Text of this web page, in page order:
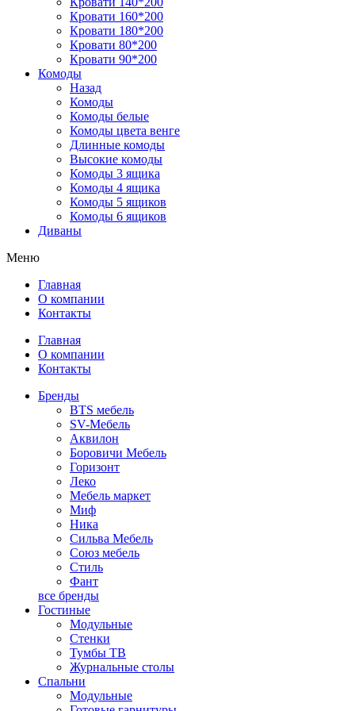
Кровати 160*200
Кровати 180*200
Кровати 80*200
Кровати 90*200
Комоды
Назад
Комоды
Комоды белые
Комоды цвета венге
Длинные комоды
Высокие комоды
Комоды 3 ящика
Комоды 4 ящика
Комоды 5 ящиков
Комоды 6 ящиков
Диваны
Меню
Главная
О компании
Контакты
Главная
О компании
Контакты
Бренды
BTS мебель
SV-Мебель
Аквилон
Боровичи Мебель
Горизонт
Леко
Мебель маркет
Миф
Ника
Сильва Мебель
Союз мебель
Стиль
Фант
все бренды
Гостиные
Модульные
Стенки
Тумбы ТВ
Журнальные столы
Спальни
Модульные